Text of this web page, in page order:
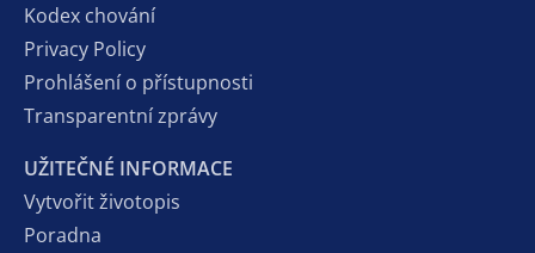
Kodex chování
Privacy Policy
Prohlášení o přístupnosti
Transparentní zprávy
UŽITEČNÉ INFORMACE
Vytvořit životopis
Poradna